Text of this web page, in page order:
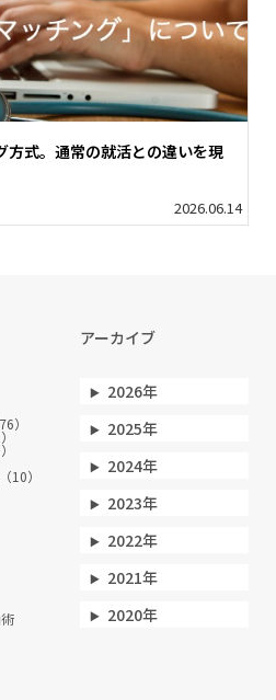
方式。通常の就活との違いを現
2026.06.14
）
10）
アーカイブ
2026年
2025年
2024年
2023年
2022年
2021年
2020年